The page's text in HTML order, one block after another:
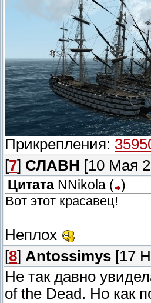
Прикрепления:
[7] СЛАВН [10 Мая
Цитата NNikola ( )
Вот этот красавец!
Неплох
[8] Antossimys [17
Не так давно
of the Dead. Но как